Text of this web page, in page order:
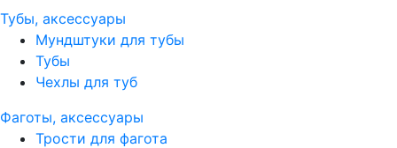
Тубы, аксессуары
Мундштуки для тубы
Тубы
Чехлы для туб
Фаготы, аксессуары
Трости для фагота